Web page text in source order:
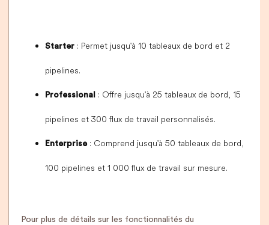
Starter : Permet jusqu'à 10 tableaux de bord et 2
pipelines.
Professional : Offre jusqu'à 25 tableaux de bord, 15
pipelines et 300 flux de travail personnalisés.
Enterprise: Comprend jusqu'à 50 tableaux de bord,
100 pipelines et 1 000 flux de travail sur mesure.
Pour plus de détails sur les fonctionnalités du